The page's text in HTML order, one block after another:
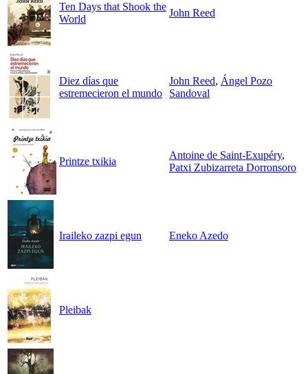
Ten Days that Shook the
World
John Reed
Diez días que
estremecieron el mundo
John Reed, Ángel Pozo
Sandoval
Printze txikia
Antoine de Saint-Exupéry,
Patxi Zubizarreta Dorronsoro
Iraileko zazpi egun Eneko Azedo
Pleibak